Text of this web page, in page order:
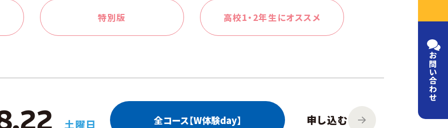
お問い
合わせ
特別版 高校1・2年生にオススメ
土曜日 全コース【W体験day】 申し込む